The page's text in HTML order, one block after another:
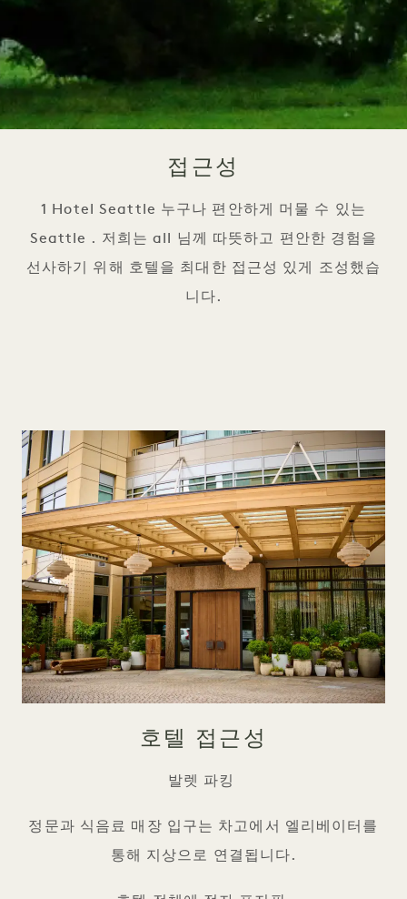
접근성
1 Hotel Seattle 누구나 편안하게 머물 수 있는
Seattle . 저희는 all 님께 따뜻하고 편안한 경험을
선사하기 위해 호텔을 최대한 접근성 있게 조성했습
니다.
호텔 접근성
발렛 파킹
정문과 식음료 매장 입구는 차고에서 엘리베이터를
통해 지상으로 연결됩니다.